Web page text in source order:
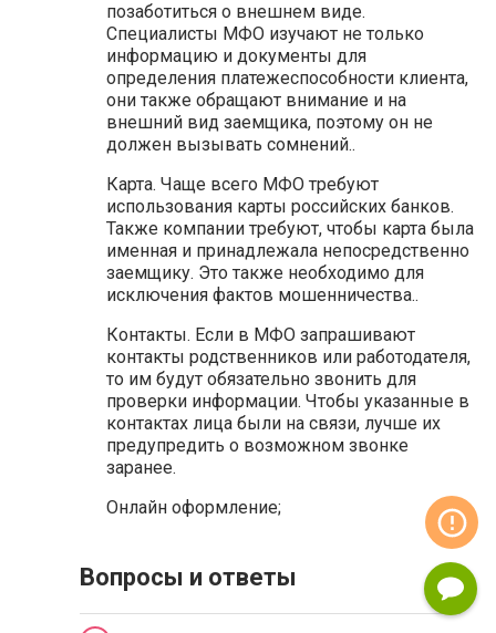
позаботиться о внешнем виде.
Специалисты МФО изучают не только
информацию и документы для
определения платежеспособности клиента,
они также обращают внимание и на
внешний вид заемщика, поэтому он не
должен вызывать сомнений..
Карта. Чаще всего МФО требуют
использования карты российских банков.
Также компании требуют, чтобы карта была
именная и принадлежала непосредственно
заемщику. Это также необходимо для
исключения фактов мошенничества..
Контакты. Если в МФО запрашивают
контакты родственников или работодателя,
то им будут обязательно звонить для
проверки информации. Чтобы указанные в
контактах лица были на связи, лучше их
предупредить о возможном звонке
заранее.
Онлайн оформление;
Вопросы и ответы